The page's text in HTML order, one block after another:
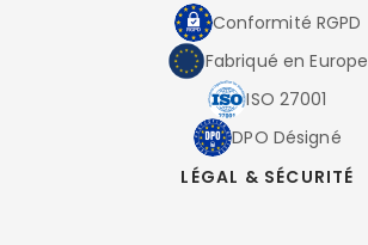
Conformité RGPD
Fabriqué en Europe
ISO 27001
DPO Désigné
LÉGAL & SÉCURITÉ